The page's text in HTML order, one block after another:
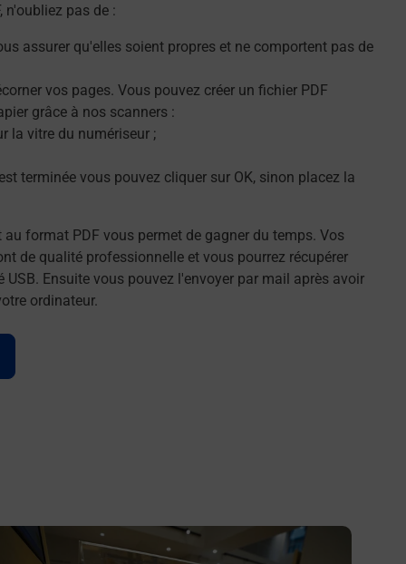
n'oubliez pas de :
assurer qu'elles soient propres et ne comportent pas de
vos pages. Vous pouvez créer un fichier PDF
grâce à nos scanners :
la vitre du numériseur ;
terminée vous pouvez cliquer sur OK, sinon placez la
format PDF vous permet de gagner du temps. Vos
de qualité professionnelle et vous pourrez récupérer
Ensuite vous pouvez l'envoyer par mail après avoir
ordinateur.
savoir plus